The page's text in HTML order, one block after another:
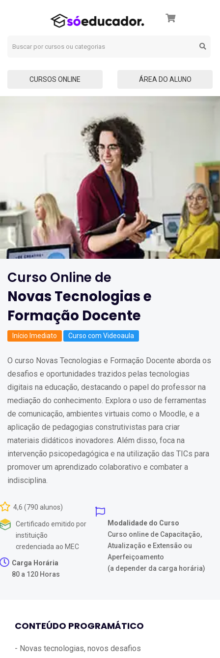
CURSOS ONLINE ÁREA DO ALUNO
Curso Online de
Novas Tecnologias e
Formação Docente
Início Imediato Curso com Videoaula
O curso Novas Tecnologias e Formação Docente aborda os
desafios e oportunidades trazidos pelas tecnologias
digitais na educação, destacando o papel do professor na
mediação do conhecimento. Explora o uso de ferramentas
de comunicação, ambientes virtuais como o Moodle, e a
aplicação de pedagogias construtivistas para criar
materiais didáticos inovadores. Além disso, foca na
intervenção psicopedagógica e na utilização das TICs para
promover um aprendizado colaborativo e combater a
indisciplina.
4,6 (790 alunos)
Certificado emitido por
instituição
credenciada ao MEC
Carga Horária
80 a 120 Horas
Modalidade do Curso
Curso online de Capacitação,
Atualização e Extensão ou
Aperfeiçoamento
(a depender da carga horária)
CONTEÚDO PROGRAMÁTICO
- Novas tecnologias, novos desafios